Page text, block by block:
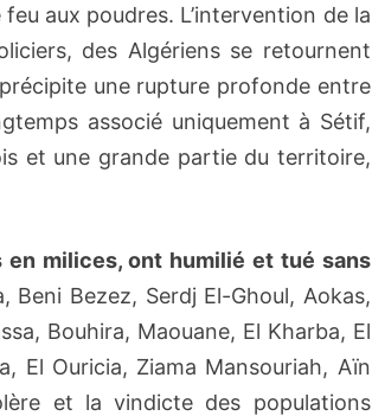
aux poudres. L’intervention de la
des Algériens se retournent
une rupture profonde entre
associé uniquement à Sétif,
et une grande partie du territoire,
en milices, ont humilié et tué sans
Beni Bezez, Serdj El-Ghoul, Aokas,
Bouhira, Maouane, El Kharba, El
El Ouricia, Ziama Mansouriah, Aïn
et la vindicte des populations